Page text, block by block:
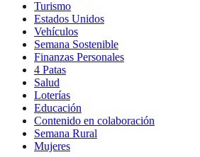
Turismo
Estados Unidos
Vehículos
Semana Sostenible
Finanzas Personales
4 Patas
Salud
Loterías
Educación
Contenido en colaboración
Semana Rural
Mujeres